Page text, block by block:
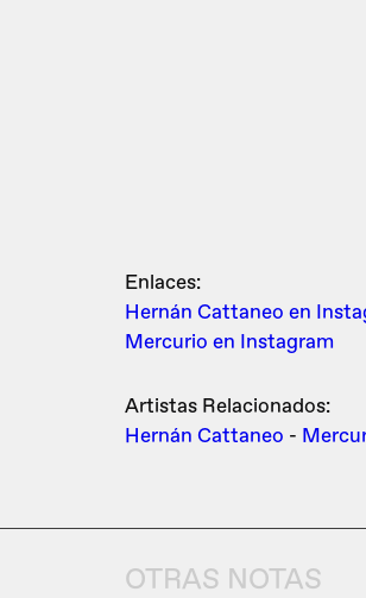
Enlaces:
Hernán Cattaneo en
Mercurio en Instagram
Artistas Relacionados:
Hernán Cattaneo -
OTRAS NOTAS